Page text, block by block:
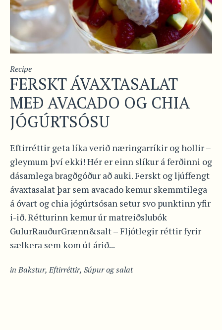
Recipe
FERSKT ÁVAXTASALAT
MEÐ AVACADO OG CHIA
JÓGÚRTSÓSU
Eftirréttir geta líka verið næringarríkir og hollir –
gleymum því ekki! Hér er einn slíkur á ferðinni og
dásamlega bragðgóður að auki. Ferskt og ljúffengt
ávaxtasalat þar sem avacado kemur skemmtilega
á óvart og chia jógúrtsósan setur svo punktinn yfir
i-ið. Rétturinn kemur úr matreiðslubók
GulurRauðurGrænn&salt – Fljótlegir réttir fyrir
sælkera sem kom út árið...
inBakstur,Eftirréttir, Súpur og salat